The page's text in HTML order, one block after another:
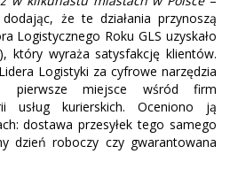
że te działania przynoszą
Logistycznego Roku GLS uzyskało
który wyraża satysfakcję klientów.
Logistyki za cyfrowe narzędzia
pierwsze miejsce wśród firm
usług kurierskich. Oceniono ją
dostawa przesyłek tego samego
dzień roboczy czy gwarantowana